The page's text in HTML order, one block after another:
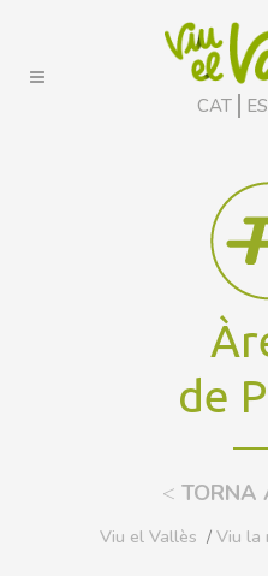
CAT ES
de
< TORNA
Viu el Vallès / Viu la